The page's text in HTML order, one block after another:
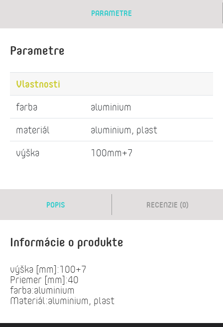
PARAMETRE
Parametre
Vlastnosti
farba
aluminium
materiál
aluminium, plast
výška
100mm+7
POPIS RECENZIE (0)
Informácie o produkte
výška [mm]:100+7
Priemer [mm]:40
farba:aluminium
Materiál:aluminium, plast